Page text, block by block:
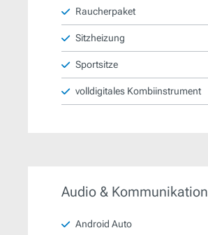
Raucherpaket
Sitzheizung
Sportsitze
volldigitales Kombiinstrument
Audio & Kommunikation
Android Auto